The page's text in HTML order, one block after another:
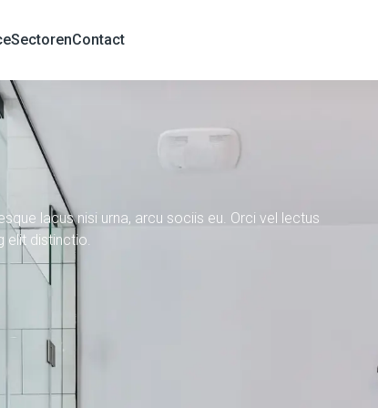
SectorenContact
lacus nisi urna, arcu sociis eu. Orci vel lectus
elit distinctio.